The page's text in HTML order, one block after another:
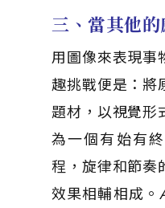
三、當其他的
用圖像來表現事
趣挑戰便是：將
題材，以視覺形
為一個有始有
程，旋律和節奏
效果相輔相成。